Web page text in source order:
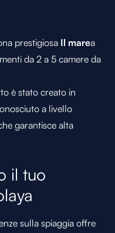
prestigiosa Il marea
da 2 a 5 camere da
è stato creato in
a livello
garantisce alta
il tuo
sulla spiaggia offre